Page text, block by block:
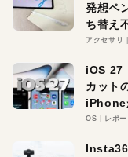
発想ペ
ち替え
アクセサリ
iOS 27
カット
iPhone
OS レポー